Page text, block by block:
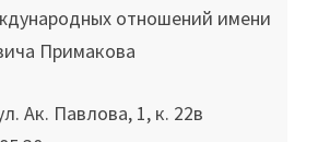
отношений имени
Примакова
Ак. Павлова, 1, к. 22в